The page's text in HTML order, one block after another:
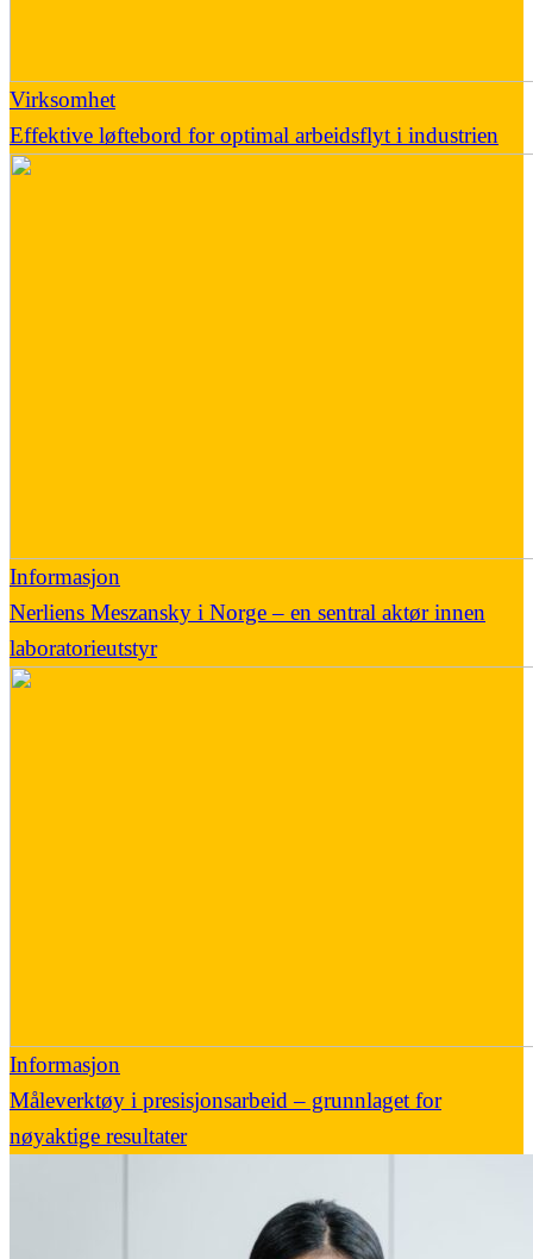
Virksomhet
Effektive løftebord for optimal arbeidsflyt i industrien
Informasjon
Nerliens Meszansky i Norge – en sentral aktør innen
laboratorieutstyr
Informasjon
Måleverktøy i presisjonsarbeid – grunnlaget for
nøyaktige resultater